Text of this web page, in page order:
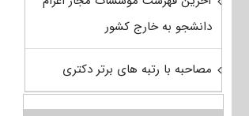
دانشجو به خارج کشور
مصاحبه با رتبه های برتر دکتری